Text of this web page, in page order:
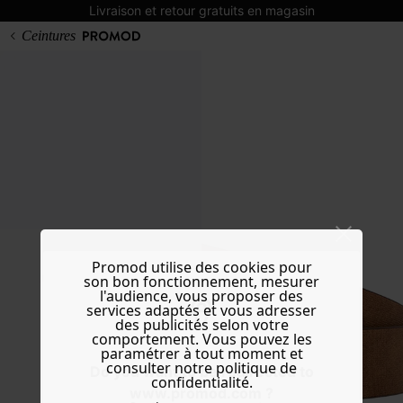
Livraison et retour gratuits en magasin
Do you want to be redirected to
www.promod.com ?
Ceintures
Promod utilise des cookies pour
son bon fonctionnement, mesurer
l'audience, vous proposer des
services adaptés et vous adresser
des publicités selon votre
comportement. Vous pouvez les
paramétrer à tout moment et
consulter notre politique de
confidentialité.